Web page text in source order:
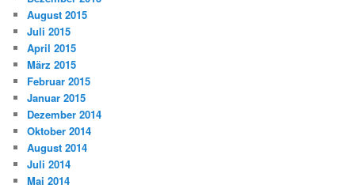
August 2015
Juli 2015
April 2015
März 2015
Februar 2015
Januar 2015
Dezember 2014
Oktober 2014
August 2014
Juli 2014
Mai 2014